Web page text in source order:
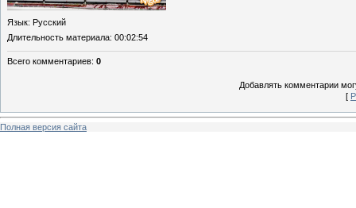
Язык: Русский
Длительность материала: 00:02:54
Всего комментариев: 0
Добавлять комментарии
[
Полная версия сайта